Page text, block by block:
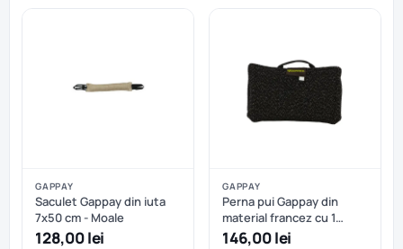
GAPPAY
Saculet Gappay din iuta
7x50 cm - Moale
128,00 lei
GAPPAY
Perna pui Gappay din
material francez cu 1
maner
146,00 lei